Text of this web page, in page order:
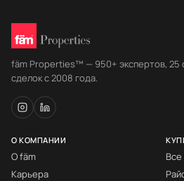
fäm Properties™ — 950+ экспертов, 25
сделок с 2008 года.
О КОМПАНИИ
О fäm
Карьера